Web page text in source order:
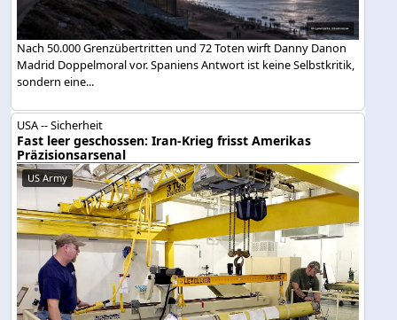
Nach 50.000 Grenzübertritten und 72 Toten wirft Danny Danon
Madrid Doppelmoral vor. Spaniens Antwort ist keine Selbstkritik,
sondern eine...
USA -- Sicherheit
Fast leer geschossen: Iran-Krieg frisst Amerikas
Präzisionsarsenal
US Army